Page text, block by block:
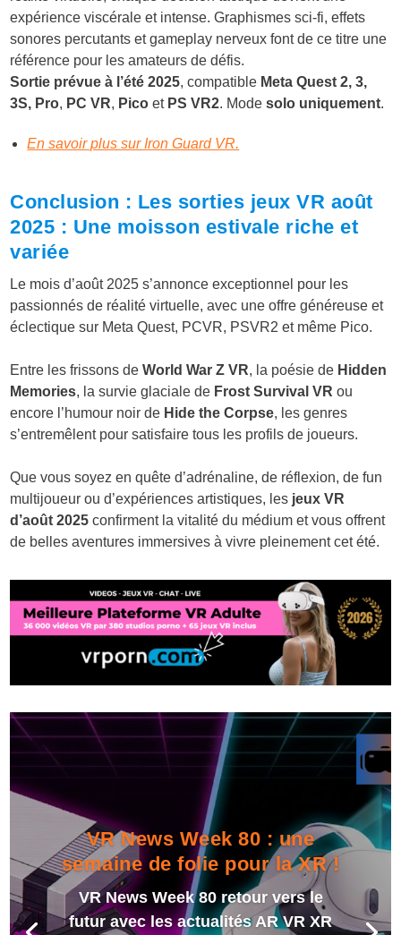
expérience viscérale et intense. Graphismes sci-fi, effets
sonores percutants et gameplay nerveux font de ce titre une
référence pour les amateurs de défis.
Sortie prévue à l’été 2025, compatible Meta Quest 2, 3,
3S, Pro, PC VR, Pico et PS VR2. Modesolo uniquement.
En savoir plus sur Iron Guard VR.
Conclusion : Les sorties jeux VR août
2025 : Une moisson estivale riche et
variée
Le mois d’août 2025 s’annonce exceptionnel pour les
passionnés de réalité virtuelle, avec une offre généreuse et
éclectique sur Meta Quest, PCVR, PSVR2 et même Pico.
Entre les frissons deWorld War Z VR, la poésie de Hidden
Memories, la survie glaciale de Frost Survival VR ou
encore l’humour noir de Hide the Corpse, les genres
s’entremêlent pour satisfaire tous les profils de joueurs.
Que vous soyez en quête d’adrénaline, de réflexion, de fun
multijoueur ou d’expériences artistiques, les jeux VR
d’août 2025 confirment la vitalité du médium et vous offrent
de belles aventures immersives à vivre pleinement cet été.
VR News Week 80 : une
semaine de folie pour la XR !
VR News Week 80 retour vers le
futur avec les actualités AR VR XR